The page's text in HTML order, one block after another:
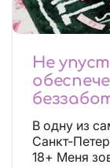
Не
будет
Лучшие
В одну из
Санкт-
18+ Меня